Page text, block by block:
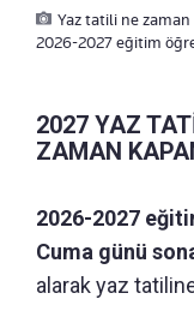
Yaz tatili ne
2026-2027 eğitim
2027 YAZ
ZAMAN
2026-2027
Cuma günü
alarak yaz